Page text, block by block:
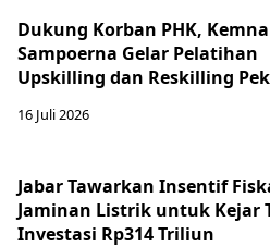
Dukung Korban PHK,
Sampoerna Gelar Pelatihan
Upskilling dan Reskilling
16 Juli 2026
Jabar Tawarkan Insentif
Jaminan Listrik untuk Kejar
Investasi Rp314 Triliun